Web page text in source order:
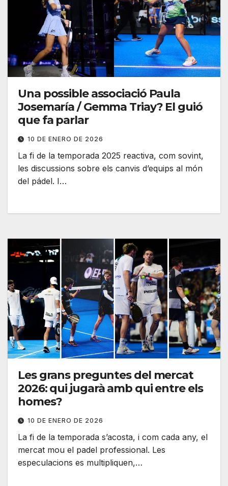
Una possible associació Paula
Josemaría / Gemma Triay? El guió
que fa parlar
10 DE ENERO DE 2026
La fi de la temporada 2025 reactiva, com sovint,
les discussions sobre els canvis d’equips al món
del pádel. I…
Les grans preguntes del mercat
2026: qui jugarà amb qui entre els
homes?
10 DE ENERO DE 2026
La fi de la temporada s’acosta, i com cada any, el
mercat mou el padel professional. Les
especulacions es multipliquen,…